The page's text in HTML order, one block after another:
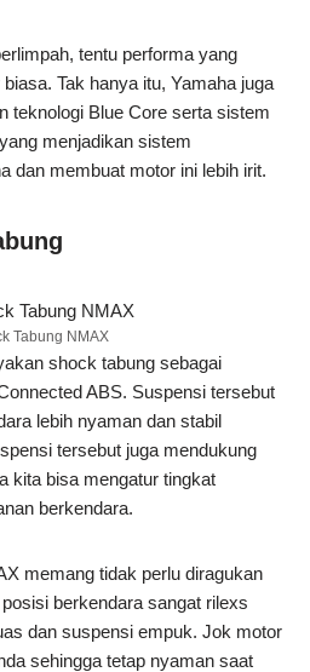
tentu performa yang
Tak hanya itu, Yamaha juga
teknologi Blue Core serta sistem
menjadikan sistem
dan membuat motor ini lebih irit.
Tabung NMAX
shock tabung sebagai
ABS. Suspensi tersebut
lebih nyaman dan stabil
tersebut juga mendukung
kita bisa mengatur tingkat
berkendara.
memang tidak perlu diragukan
berkendara sangat rilexs
dan suspensi empuk. Jok motor
sehingga tetap nyaman saat